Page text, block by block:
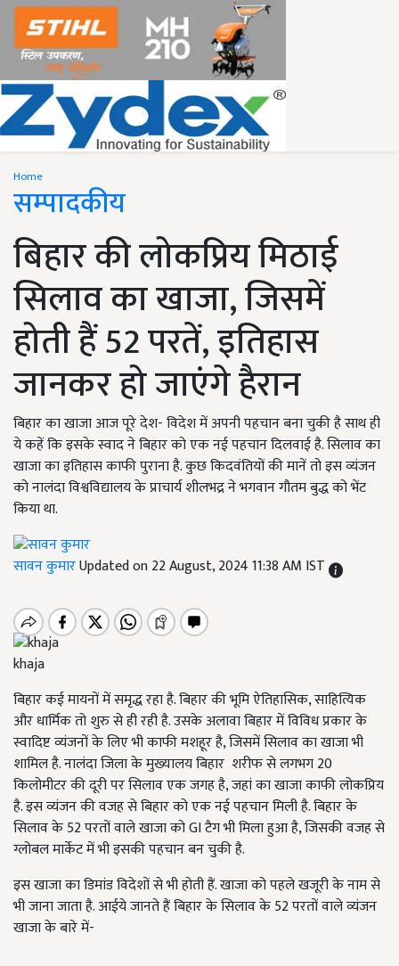
Home
सम्पादकीय
बिहार की लोकप्रिय मिठाई
सिलाव का खाजा, जिसमें
होती हैं 52 परतें, इतिहास
जानकर हो जाएंगे हैरान
बिहार का खाजा आज पूरे देश- विदेश में अपनी पहचान बना चुकी है साथ ही
ये कहें कि इसके स्वाद ने बिहार को एक नई पहचान दिलवाई है. सिलाव का
खाजा का इतिहास काफी पुराना है. कुछ किदवंतियों की मानें तो इस व्यंजन
को नालंदा विश्वविद्यालय के प्राचार्य शीलभद्र ने भगवान गौतम बुद्ध को भेंट
किया था.
सावन कुमारUpdated on 22 August, 2024 11:38 AM IST
khaja
बिहार कई मायनों में समृद्ध रहा है. बिहार की भूमि ऐतिहासिक, साहित्यिक
और धार्मिक तो शुरु से ही रही है. उसके अलावा बिहार में विविध प्रकार के
स्वादिष्ट व्यंजनों के लिए भी काफी मशहूर है, जिसमें सिलाव का खाजा भी
शामिल है. नालंदा जिला के मुख्यालय बिहार शरीफ से लगभग 20
किलोमीटर की दूरी पर सिलाव एक जगह है, जहां का खाजा काफी लोकप्रिय
है. इस व्यंजन की वजह से बिहार को एक नई पहचान मिली है. बिहार के
सिलाव के 52 परतों वाले खाजा को GI टैग भी मिला हुआ है, जिसकी वजह से
ग्लोबल मार्केट में भी इसकी पहचान बन चुकी है.
इस खाजा का डिमांड विदेशों से भी होती हैं. खाजा को पहले खजूरी के नाम से
भी जाना जाता है. आईये जानते हैं बिहार के सिलाव के 52 परतों वाले व्यंजन
खाजा के बारे में-